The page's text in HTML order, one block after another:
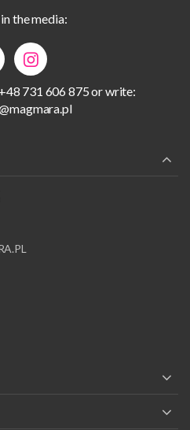
the media:
731 606 875 or write: